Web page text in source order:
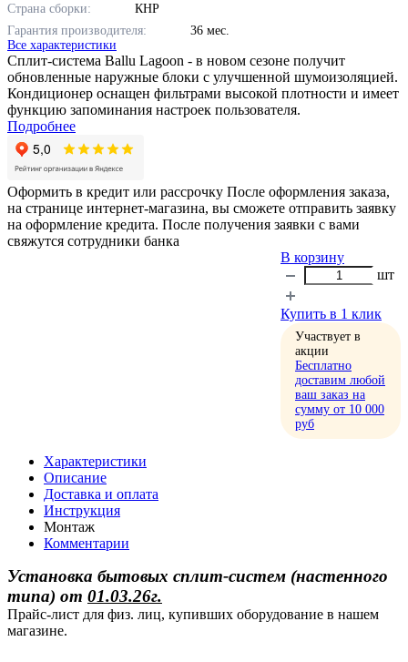
Страна сборки:
КНР
Гарантия производителя:
36 мес.
Все характеристики
Сплит-система Ballu Lagoon - в новом сезоне получит
обновленные наружные блоки с улучшенной шумоизоляцией.
Кондиционер оснащен фильтрами высокой плотности и имеет
функцию запоминания настроек пользователя.
Подробнее
Оформить в кредит или рассрочку После оформления заказа,
на странице интернет-магазина, вы сможете отправить заявку
на оформление кредита. После получения заявки с вами
свяжутся сотрудники банка
В корзину
шт
Купить в 1 клик
Участвует в
акции
Бесплатно
доставим любой
ваш заказ на
сумму от 10 000
руб
Характеристики
Описание
Доставка и оплата
Инструкция
Монтаж
Комментарии
Установка бытовых сплит-систем (настенного
типа) от 01.03.26г.
Прайс-лист для физ. лиц, купивших оборудование в нашем
магазине.